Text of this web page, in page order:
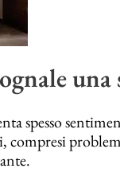
una
spesso
compresi